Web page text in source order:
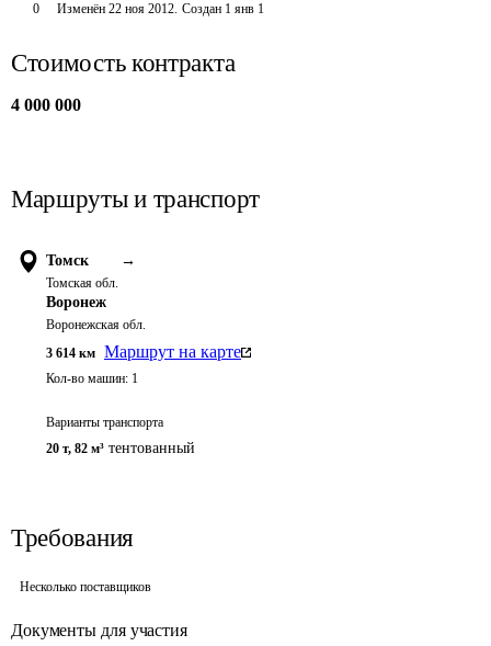
0 Изменён 22 ноя 2012. Создан 1 янв 1
Стоимость контракта
4 000 000
Маршруты и транспорт
Томск →
Томская обл.
Воронеж
Воронежская обл.
3 614 км Маршрут на карте
Кол-во машин: 1
Варианты транспорта
20 т, 82 м³ тентованный
Требования
Несколько поставщиков
Документы для участия